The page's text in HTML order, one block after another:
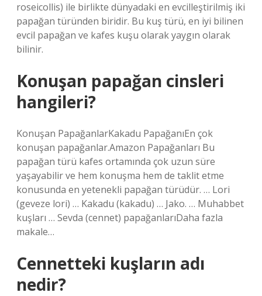
roseicollis) ile birlikte dünyadaki en evcilleştirilmiş iki
papağan türünden biridir. Bu kuş türü, en iyi bilinen
evcil papağan ve kafes kuşu olarak yaygın olarak
bilinir.
Konuşan papağan cinsleri
hangileri?
Konuşan PapağanlarKakadu PapağanıEn çok
konuşan papağanlar.Amazon Papağanları Bu
papağan türü kafes ortamında çok uzun süre
yaşayabilir ve hem konuşma hem de taklit etme
konusunda en yetenekli papağan türüdür. … Lori
(geveze lori) … Kakadu (kakadu) … Jako. … Muhabbet
kuşları … Sevda (cennet) papağanlarıDaha fazla
makale…
Cennetteki kuşların adı
nedir?